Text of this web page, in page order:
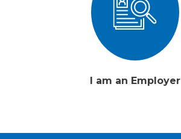
I am an Employer